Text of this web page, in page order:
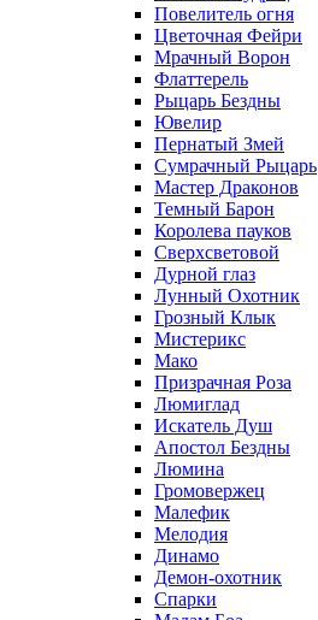
Повелитель огня
Цветочная Фейри
Мрачный Ворон
Флаттерель
Рыцарь Бездны
Ювелир
Пернатый Змей
Сумрачный Рыцарь
Мастер Драконов
Темный Барон
Королева пауков
Сверхсветовой
Дурной глаз
Лунный Охотник
Грозный Клык
Мистерикс
Мако
Призрачная Роза
Люмиглад
Искатель Душ
Апостол Бездны
Люмина
Громовержец
Малефик
Мелодия
Динамо
Демон-охотник
Спарки